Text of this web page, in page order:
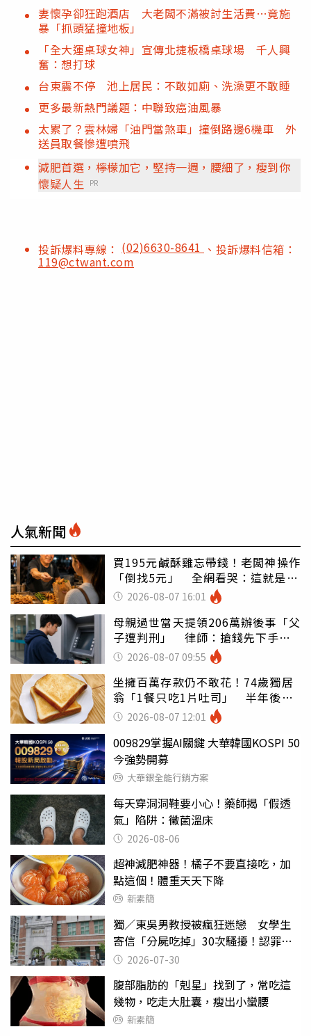
妻懷孕卻狂跑酒店 大老闆不滿被討生活費…竟施
暴「抓頭猛撞地板」
「全大運桌球女神」宣傳北捷板橋桌球場 千人興
奮：想打球
台東震不停 池上居民：不敢如廁、洗澡更不敢睡
更多最新熱門議題：中聯致癌油風暴
太累了？雲林婦「油門當煞車」撞倒路邊6機車 外
送員取餐慘遭噴飛
減肥首選，檸檬加它，堅持一週，腰細了，瘦到你
懷疑人生
PR
投訴爆料專線： (02)6630-8641 、投訴爆料信箱：
119@ctwant.com
人氣新聞
買195元鹹酥雞忘帶錢！老闆神操作
「倒找5元」 全網看哭：這就是台
灣 2026-08-07 16:01
母親過世當天提領206萬辦後事「父
子遭判刑」 律師：搶錢先下手是
罪 2026-08-07 09:55
坐擁百萬存款仍不敢花！74歲獨居
翁「1餐只吃1片吐司」 半年後暴
瘦嚇壞女兒
2026-08-07 12:01
009829掌握AI關鍵 大華韓國KOSPI 50
今強勢開募
大華銀全能行銷方案
每天穿洞洞鞋要小心！藥師揭「假透
氣」陷阱：黴菌溫床
2026-08-06
超神減肥神器！橘子不要直接吃，加
點這個！體重天天下降
新素簡
獨／東吳男教授被瘋狂迷戀 女學生
寄信「分屍吃掉」30次騷擾！認罪免
關 2026-07-30
腹部脂肪的「剋星」找到了，常吃這
幾物，吃走大肚囊，瘦出小蠻腰
新素簡